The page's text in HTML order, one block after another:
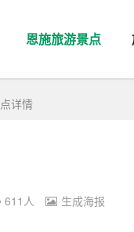
恩施旅游景点
详情
611 人 生成海报